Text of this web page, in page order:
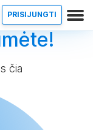
PRISIJUNGTI
čia